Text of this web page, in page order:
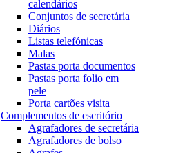
calendários
Conjuntos de secretária
Diários
Listas telefónicas
Malas
Pastas porta documentos
Pastas porta folio em
pele
Porta cartões visita
Complementos de escritório
Agrafadores de secretária
Agrafadores de bolso